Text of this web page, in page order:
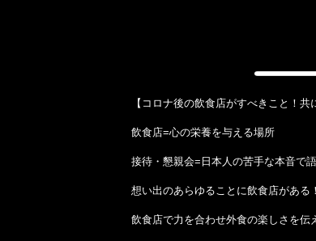
【コロナ後の飲食店がすべきこと！共
飲食店=心の栄養を与える場所
接待・懇親会=日本人の苦手な本音で
想い出のあらゆることに飲食店がある！
飲食店で力を合わせ外食の楽しさを伝